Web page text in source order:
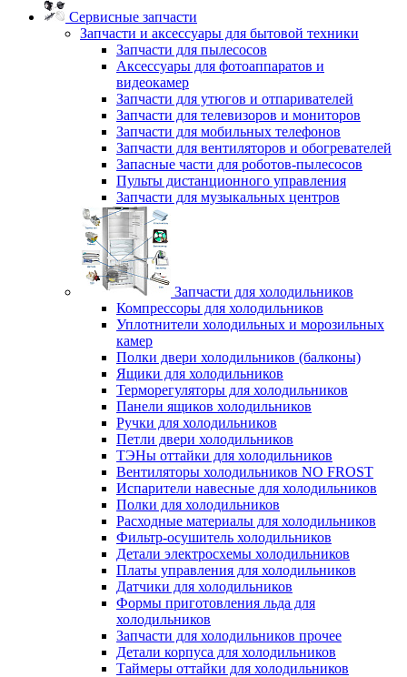
Сервисные запчасти
Запчасти и аксессуары для бытовой техники
Запчасти для пылесосов
Аксессуары для фотоаппаратов и
видеокамер
Запчасти для утюгов и отпаривателей
Запчасти для телевизоров и мониторов
Запчасти для мобильных телефонов
Запчасти для вентиляторов и обогревателей
Запасные части для роботов-пылесосов
Пульты дистанционного управления
Запчасти для музыкальных центров
Запчасти для холодильников
Компрессоры для холодильников
Уплотнители холодильных и морозильных
камер
Полки двери холодильников (балконы)
Ящики для холодильников
Терморегуляторы для холодильников
Панели ящиков холодильников
Ручки для холодильников
Петли двери холодильников
ТЭНы оттайки для холодильников
Вентиляторы холодильников NO FROST
Испарители навесные для холодильников
Полки для холодильников
Расходные материалы для холодильников
Фильтр-осушитель холодильников
Детали электросхемы холодильников
Платы управления для холодильников
Датчики для холодильников
Формы приготовления льда для
холодильников
Запчасти для холодильников прочее
Детали корпуса для холодильников
Таймеры оттайки для холодильников